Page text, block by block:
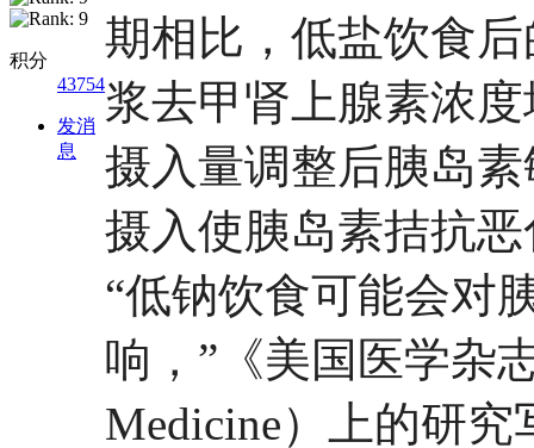
积分
43754
发消
息
期相比，低盐饮食
浆去甲肾上腺素浓
摄入量调整后胰岛
摄入使胰岛素拮抗
“低钠饮食可能会对
响，”《美国医学杂
Medicine）上的研究